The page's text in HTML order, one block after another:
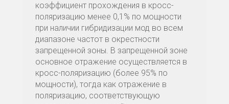
коэффициент прохождения в кросс-
поляризацию менее 0,1% по мощности
при наличии гибридизации мод во всем
диапазоне частот в окрестности
запрещенной зоны. В запрещенной зоне
основное отражение осуществляется в
кросс-поляризацию (более 95% по
мощности), тогда как отражение в
поляризацию, соответствующую